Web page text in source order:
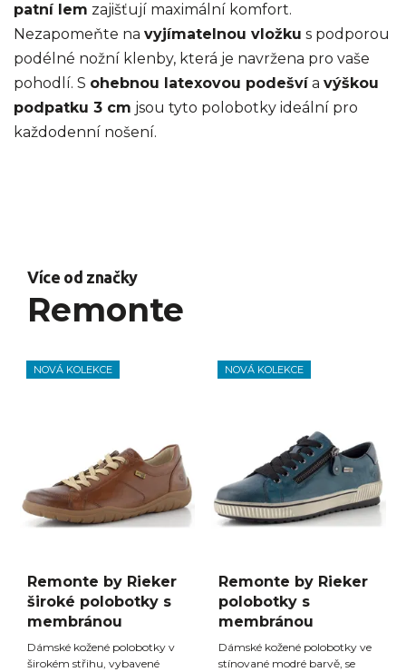
patní lem zajišťují maximální komfort.
Nezapomeňte na vyjímatelnou vložku s podporou
podélné nožní klenby, která je navržena pro vaše
pohodlí. S ohebnou latexovou podešvía výškou
podpatku 3 cm jsou tyto polobotky ideální pro
každodenní nošení.
Více od značky
Remonte
NOVÁ KOLEKCE
Remonte by Rieker
široké polobotky s
membránou
Dámské kožené polobotky v
širokém střihu, vybavené
NOVÁ KOLEKCE
Remonte by Rieker
polobotky s
membránou
Dámské kožené polobotky ve
stínované modré barvě, se